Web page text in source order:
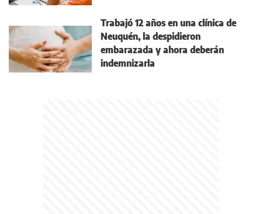
Trabajó 12 años en una clínica de
Neuquén, la despidieron
embarazada y ahora deberán
indemnizarla